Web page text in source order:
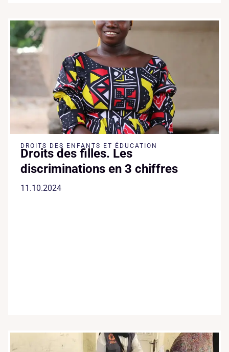
DROITS DES ENFANTS ET ÉDUCATION
Droits des filles. Les
discriminations en 3 chiffres
11.10.2024